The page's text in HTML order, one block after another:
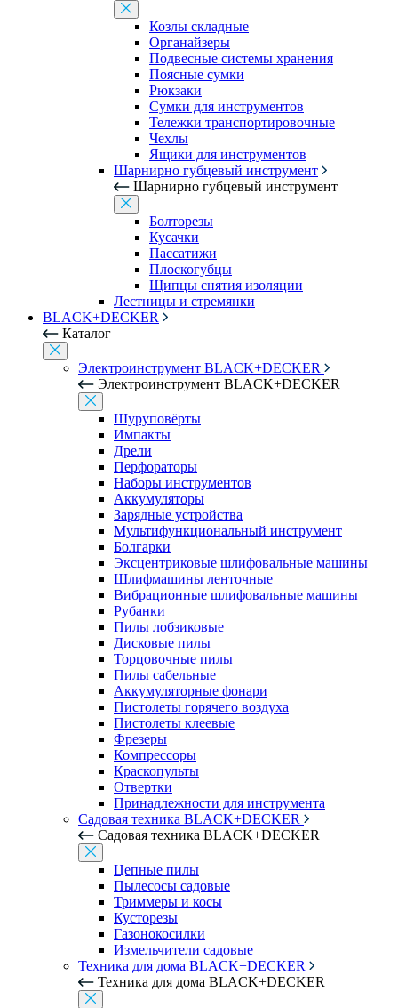
Козлы складные
Органайзеры
Подвесные системы хранения
Поясные сумки
Рюкзаки
Сумки для инструментов
Тележки транспортировочные
Чехлы
Ящики для инструментов
Шарнирно губцевый инструмент
Шарнирно губцевый инструмент
Болторезы
Кусачки
Пассатижи
Плоскогубцы
Щипцы снятия изоляции
Лестницы и стремянки
BLACK+DECKER
Каталог
Электроинструмент BLACK+DECKER
Электроинструмент BLACK+DECKER
Шуруповёрты
Импакты
Дрели
Перфораторы
Наборы инструментов
Аккумуляторы
Зарядные устройства
Мультифункциональный инструмент
Болгарки
Эксцентриковые шлифовальные машины
Шлифмашины ленточные
Вибрационные шлифовальные машины
Рубанки
Пилы лобзиковые
Дисковые пилы
Торцовочные пилы
Пилы сабельные
Аккумуляторные фонари
Пистолеты горячего воздуха
Пистолеты клеевые
Фрезеры
Компрессоры
Краскопульты
Отвертки
Принадлежности для инструмента
Садовая техника BLACK+DECKER
Садовая техника BLACK+DECKER
Цепные пилы
Пылесосы садовые
Триммеры и косы
Кусторезы
Газонокосилки
Измельчители садовые
Техника для дома BLACK+DECKER
Техника для дома BLACK+DECKER